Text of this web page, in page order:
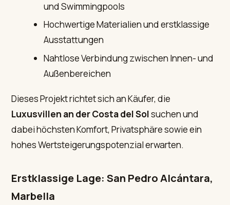
und Swimmingpools
Hochwertige Materialien und erstklassige
Ausstattungen
Nahtlose Verbindung zwischen Innen- und
Außenbereichen
Dieses Projekt richtet sich an Käufer, die
Luxusvillen an der Costa del Solsuchen und
dabei höchsten Komfort, Privatsphäre sowie ein
hohes Wertsteigerungspotenzial erwarten.
Erstklassige Lage: San Pedro Alcántara,
Marbella